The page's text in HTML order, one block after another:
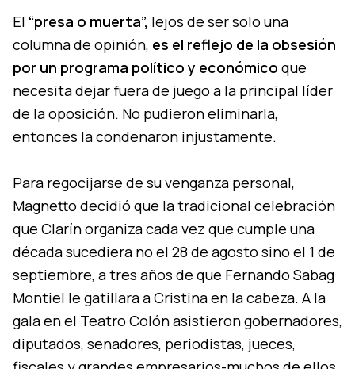
El “presa o muerta”, lejos de ser solo una
columna de opinión, es el reflejo de la obsesión
por un programa político y económico que
necesita dejar fuera de juego a la principal líder
de la oposición. No pudieron eliminarla,
entonces la condenaron injustamente.
Para regocijarse de su venganza personal,
Magnetto decidió que la tradicional celebración
que Clarín organiza cada vez que cumple una
década sucediera no el 28 de agosto sino el 1 de
septiembre, a tres años de que Fernando Sabag
Montiel le gatillara a Cristina en la cabeza. A la
gala en el Teatro Colón asistieron gobernadores,
diputados, senadores, periodistas, jueces,